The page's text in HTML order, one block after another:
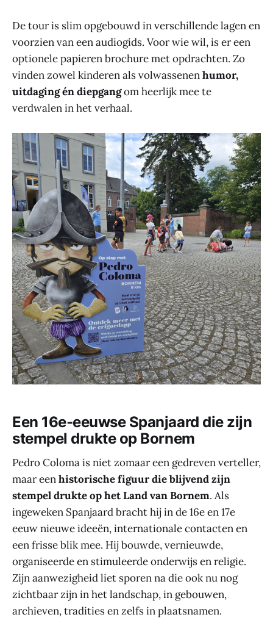
De tour is slim opgebouwd in verschillende lagen en
voorzien van een audiogids. Voor wie wil, is er een
optionele papieren brochure met opdrachten. Zo
vinden zowel kinderen als volwassenenhumor,
uitdaging én diepgangom heerlijk mee te
verdwalen in het verhaal.
Een 16e‑eeuwse Spanjaard die zijn
stempel drukte op Bornem
Pedro Coloma is niet zomaar een gedreven verteller,
maar eenhistorische figuur die blijvend zijn
stempel drukte op het Land van Bornem. Als
ingeweken Spanjaard bracht hij in de 16e en 17e
eeuw nieuwe ideeën, internationale contacten en
een frisse blik mee. Hij bouwde, vernieuwde,
organiseerde en stimuleerde onderwijs en religie.
Zijn aanwezigheid liet sporen na die ook nu nog
zichtbaar zijn in het landschap, in gebouwen,
archieven, tradities en zelfs in plaatsnamen.